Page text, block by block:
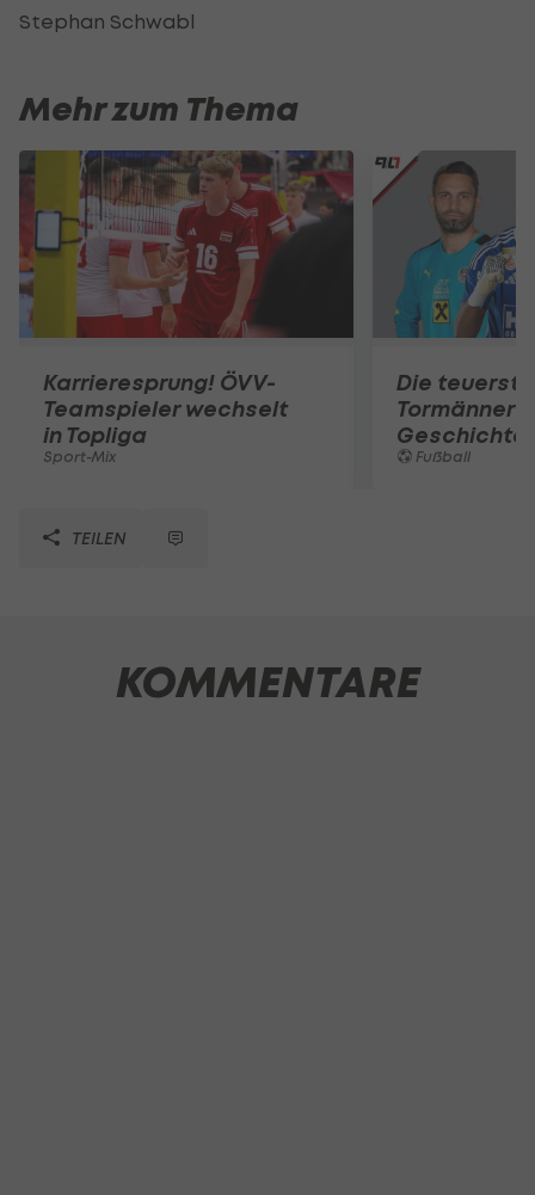
Stephan Schwabl
Mehr zum Thema
Karrieresprung! ÖVV-
Teamspieler wechselt
in Topliga
Sport-Mix
Die
Tormänner
Geschichte
Fußball
TEILEN
KOMMENTARE